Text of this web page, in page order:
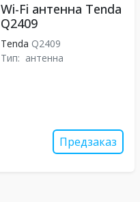
Wi-Fi антенна Tenda
Q2409
Tenda Q2409
Тип: антенна
Предзаказ